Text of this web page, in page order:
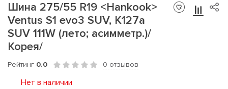
Шина 275/55 R19 <Hankook>
Ventus S1 evo3 SUV, K127a
SUV 111W (лето; асимметр.)/
Корея/
Рейтинг 0.0 0 отзывов
Нет в наличии